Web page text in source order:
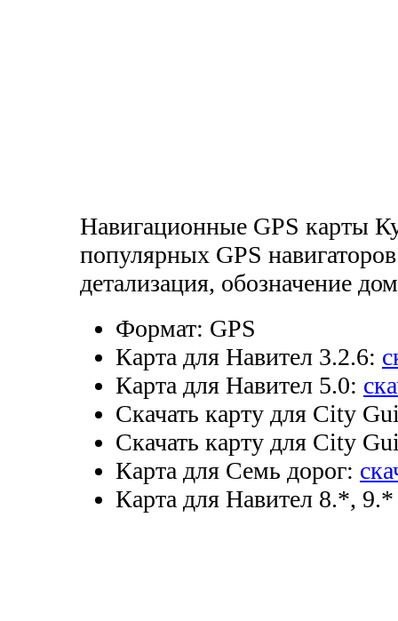
Навигационные GPS карты
популярных GPS
детализация, обозначение
Формат: GPS
Карта для Навител 3.2.6:
Карта для Навител 5.0:
Скачать карту для City
Скачать карту для City
Карта для Семь дорог:
Карта для Навител 8.*,